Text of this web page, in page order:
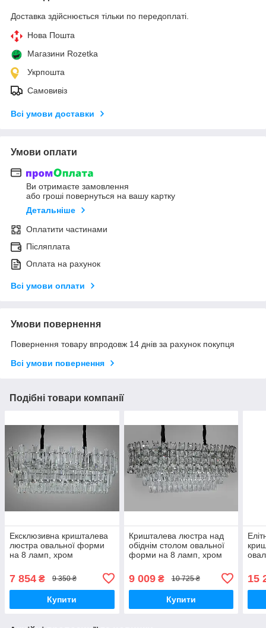
Доставка здійснюється тільки по передоплаті.
Нова Пошта
Магазини Rozetka
Укрпошта
Самовивіз
Всі умови доставки
Умови оплати
Ви отримаєте замовлення
або гроші повернуться на вашу картку
Детальніше
Оплатити частинами
Післяплата
Оплата на рахунок
Всі умови оплати
Умови повернення
Повернення товару впродовж 14 днів за рахунок покупця
Всі умови повернення
Подібні товари компанії
Ексклюзивна кришталева
люстра овальної форми
на 8 ламп, хром
7 854 ₴ 9 350 ₴
Купити
Кришталева люстра над
обіднім столом овальної
форми на 8 ламп, хром
9 009₴ 10 725 ₴
Купити
15